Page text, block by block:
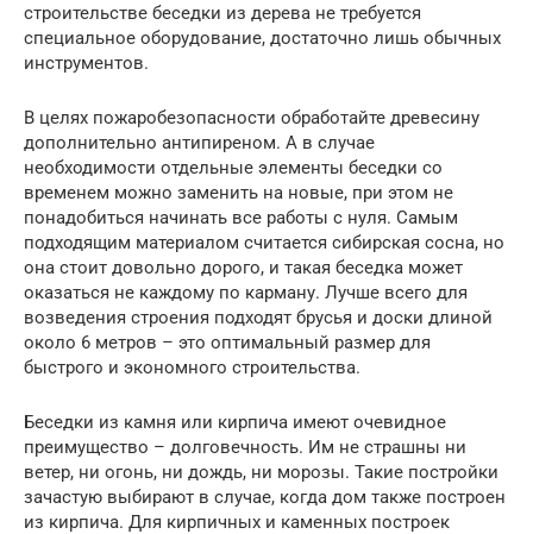
строительстве беседки из дерева не требуется
специальное оборудование, достаточно лишь обычных
инструментов.
В целях пожаробезопасности обработайте древесину
дополнительно антипиреном. А в случае
необходимости отдельные элементы беседки со
временем можно заменить на новые, при этом не
понадобиться начинать все работы с нуля. Самым
подходящим материалом считается сибирская сосна, но
она стоит довольно дорого, и такая беседка может
оказаться не каждому по карману. Лучше всего для
возведения строения подходят брусья и доски длиной
около 6 метров – это оптимальный размер для
быстрого и экономного строительства.
Беседки из камня или кирпича имеют очевидное
преимущество – долговечность. Им не страшны ни
ветер, ни огонь, ни дождь, ни морозы. Такие постройки
зачастую выбирают в случае, когда дом также построен
из кирпича. Для кирпичных и каменных построек